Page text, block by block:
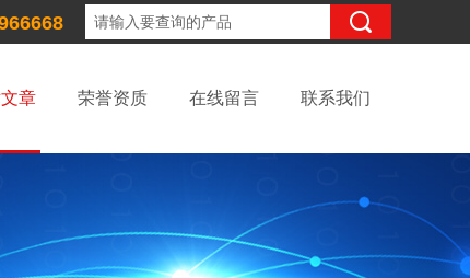
章 荣誉资质 在线留言 联系我们